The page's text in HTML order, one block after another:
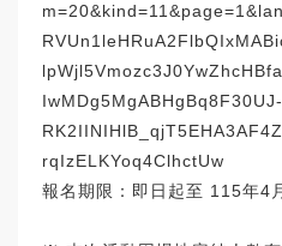
rqIzELKYoq4ClhctUw
報名期限：即日起至 115年4